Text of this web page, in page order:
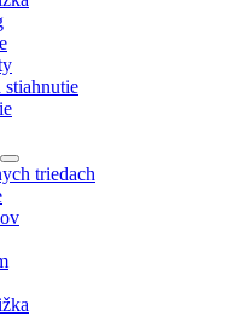
stiahnutie
triedach